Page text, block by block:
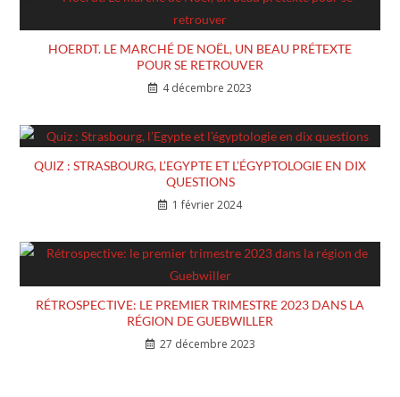
HOERDT. LE MARCHÉ DE NOËL, UN BEAU PRÉTEXTE
POUR SE RETROUVER
4 décembre 2023
QUIZ : STRASBOURG, L’EGYPTE ET L’ÉGYPTOLOGIE EN DIX
QUESTIONS
1 février 2024
RÉTROSPECTIVE: LE PREMIER TRIMESTRE 2023 DANS LA
RÉGION DE GUEBWILLER
27 décembre 2023